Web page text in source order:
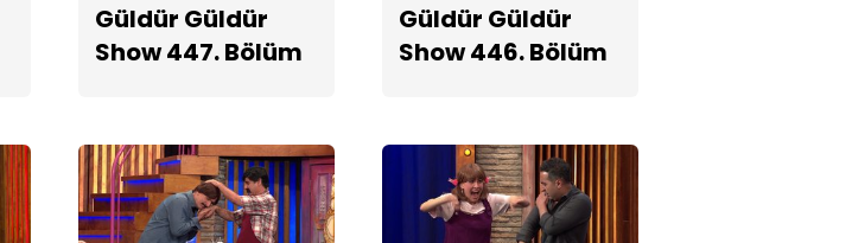
Benim Babam Kahvede!
Güldür Güldür
Show 447. Bölüm
Güldür Güldür
Show 446. Bölüm